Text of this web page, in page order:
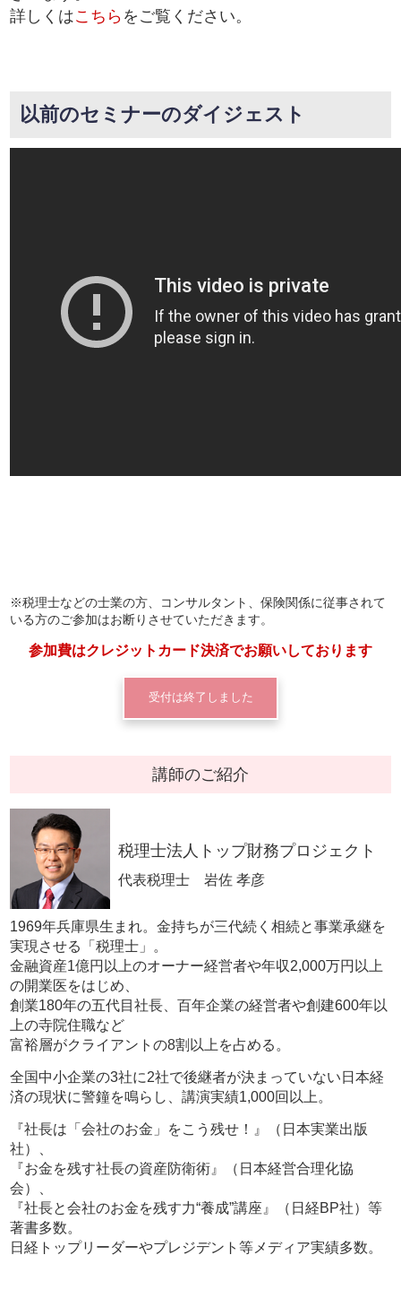
詳しくはこちら をご覧ください。
以前のセミナーのダイジェスト
※税理士などの士業の方、コンサルタント、保険関係に従事されて
いる方のご参加はお断りさせていただきます。
参加費はクレジットカード決済でお願いしております
受付は終了しました
講師のご紹介
税理士法人トップ財務プロジェクト
代表税理士 岩佐 孝彦
1969年兵庫県生まれ。金持ちが三代続く相続と事業承継を
実現させる「税理士」。
金融資産1億円以上のオーナー経営者や年収2,000万円以上
の開業医をはじめ、
創業180年の五代目社長、百年企業の経営者や創建600年以
上の寺院住職など
富裕層がクライアントの8割以上を占める。
全国中小企業の3社に2社で後継者が決まっていない日本経
済の現状に警鐘を鳴らし、講演実績1,000回以上。
『社長は「会社のお金」をこう残せ！』（日本実業出版
社）、
『お金を残す社長の資産防衛術』（日本経営合理化協
会）、
『社長と会社のお金を残す力“養成”講座』（日経BP社）等
著書多数。
日経トップリーダーやプレジデント等メディア実績多数。